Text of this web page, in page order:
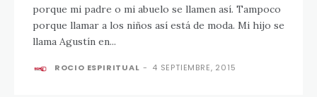
porque mi padre o mi abuelo se llamen así. Tampoco
porque llamar a los niños así está de moda. Mi hijo se
llama Agustín en...
ROCIO ESPIRITUAL - 4 SEPTIEMBRE, 2015